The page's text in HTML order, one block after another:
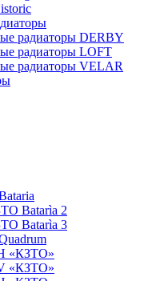
радиаторы DERBY
радиаторы LOFT
радиаторы VELAR
Batarìa 2
Batarìa 3
«КЗТО»
«КЗТО»